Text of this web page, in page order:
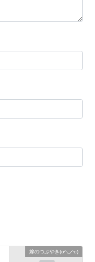
嫁のつぶやき(o^◡^o)